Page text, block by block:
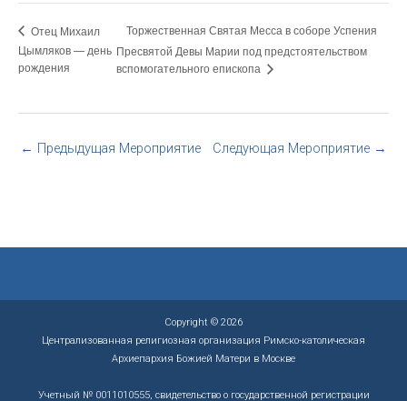
Отец Михаил
Цымляков — день
рождения
Торжественная Святая Месса в соборе Успения
Пресвятой Девы Марии под предстоятельством
вспомогательного епископа
← Предыдущая Мероприятие Следующая Мероприятие →
Copyright © 2026
Централизованная религиозная организация Римско-католическая
Архиепархия Божией Матери в Москве
Учетный № 0011010555, свидетельство о государственной регистрации